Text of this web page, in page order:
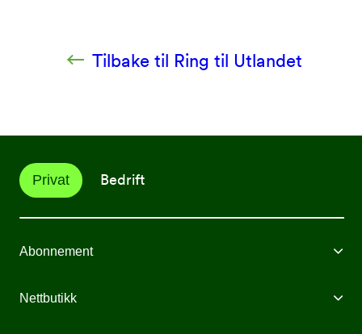
Tilbake til Ring til Utlandet
Privat Bedrift
Abonnement
Mobilabonnement
Nettbutikk